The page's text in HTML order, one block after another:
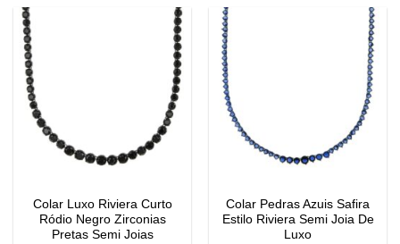
Colar Luxo Riviera Curto
Ródio Negro Zirconias
Pretas Semi Joias
Colar Pedras Azuis Safira
Estilo Riviera Semi Joia De
Luxo